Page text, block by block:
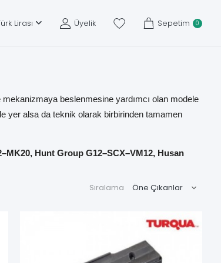
Lirası Üyelik Sepetim 0
beslenmesine yardımcı olan modele
yer alsa da teknik olarak birbirinden tamamen
Hunt Group G12–SCX–VM12, Husan
kapasitesi, gövde malzemesi, ürün kodu ve
Sıralama